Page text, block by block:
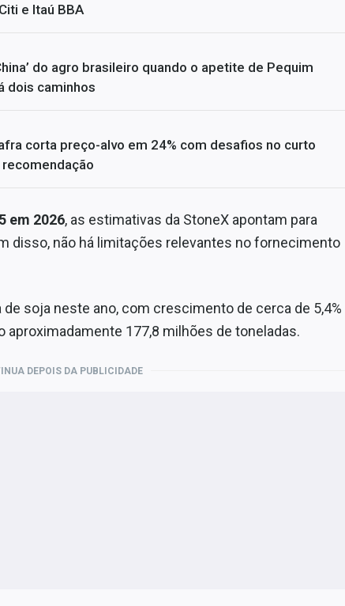
e Itaú BBA
do agro brasileiro quando o apetite de Pequim
dois caminhos
corta preço-alvo em 24% com desafios no curto
em 2026, as estimativas da StoneX apontam para
disso, não há limitações relevantes no fornecimento
soja neste ano, com crescimento de cerca de 5,4%
aproximadamente 177,8 milhões de toneladas.
DEPOIS DA PUBLICIDADE